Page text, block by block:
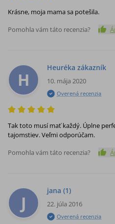
Krásne, moja mama sa potešila.
Pomohla vám táto recenzia?
H
Heuréka zákazník
10. mája 2020
Overená recenzia
Tak toto musí mať každý. Úplne
tajomstiev. Veľmi odporúčam.
Pomohla vám táto recenzia?
J
jana (1)
22. júla 2016
Overená recenzia